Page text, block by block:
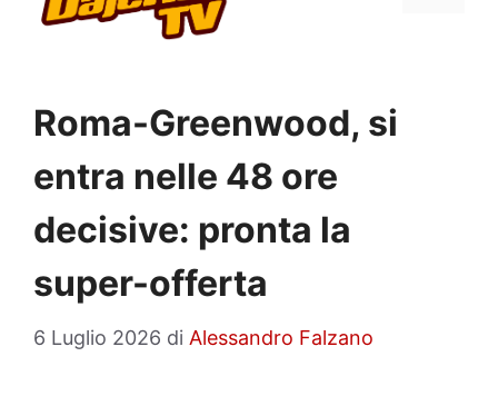
Roma-Greenwood, si
entra nelle 48 ore
decisive: pronta la
super-offerta
6 Luglio 2026 di Alessandro Falzano